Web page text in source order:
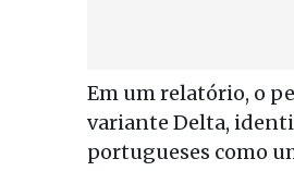
Em um relatório, o
variante Delta,
portugueses como